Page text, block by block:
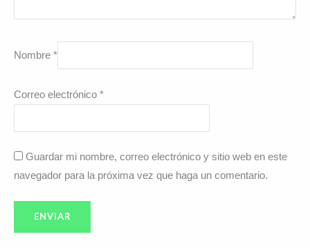
Nombre *
Correo electrónico *
Guardar mi nombre, correo electrónico y sitio web en este
navegador para la próxima vez que haga un comentario.